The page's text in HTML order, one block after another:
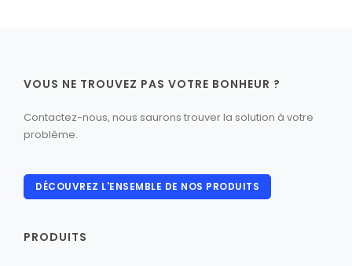
VOUS NE TROUVEZ PAS VOTRE BONHEUR ?
Contactez-nous, nous saurons trouver la solution à votre
problème.
DÉCOUVREZ L'ENSEMBLE DE NOS PRODUITS
PRODUITS